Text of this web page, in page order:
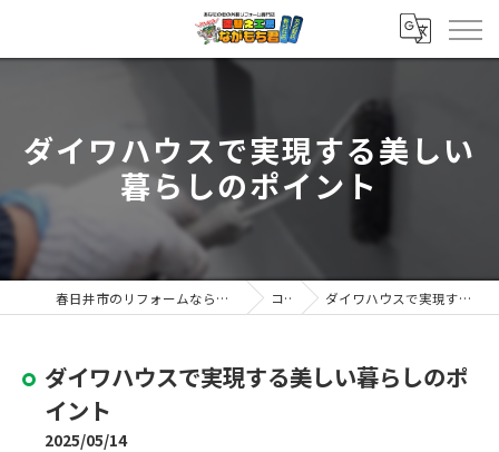
ダイワハウスで実現する美しい
暮らしのポイント
春日井市のリフォームなら塗替え工房ながもち君 春日井店 コラム ダイワハウスで実現する美しい暮らしのポイント
ダイワハウスで実現する美しい暮らしのポ
イント
2025/05/14